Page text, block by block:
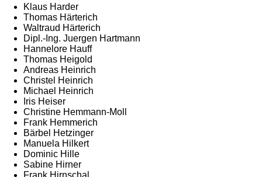
Klaus Harder
Thomas Härterich
Waltraud Härterich
Dipl.-Ing. Juergen Hartmann
Hannelore Hauff
Thomas Heigold
Andreas Heinrich
Christel Heinrich
Michael Heinrich
Iris Heiser
Christine Hemmann-Moll
Frank Hemmerich
Bärbel Hetzinger
Manuela Hilkert
Dominic Hille
Sabine Hirner
Frank Hirnschal